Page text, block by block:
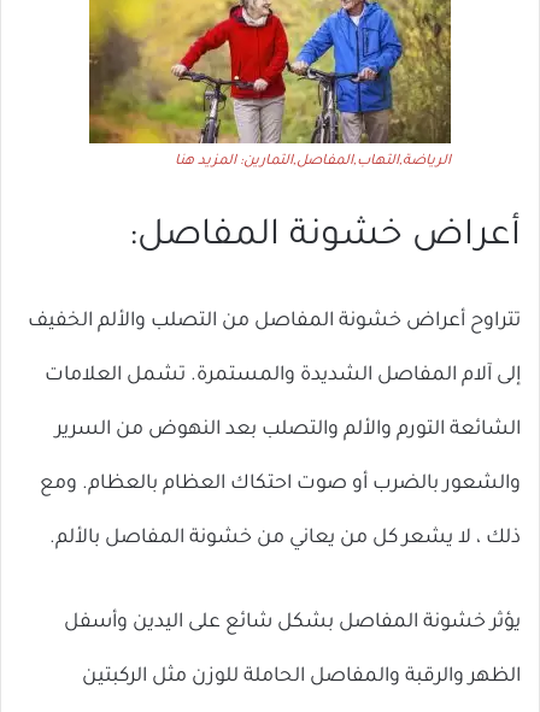
الرياضة,التهاب,المفاصل,التمارين: المزيد هنا
أعراض خشونة المفاصل:
تتراوح أعراض خشونة المفاصل من التصلب والألم الخفيف
إلى آلام المفاصل الشديدة والمستمرة. تشمل العلامات
الشائعة التورم والألم والتصلب بعد النهوض من السرير
والشعور بالضرب أو صوت احتكاك العظام بالعظام. ومع
ذلك ، لا يشعر كل من يعاني من خشونة المفاصل بالألم.
يؤثر خشونة المفاصل بشكل شائع على اليدين وأسفل
الظهر والرقبة والمفاصل الحاملة للوزن مثل الركبتين